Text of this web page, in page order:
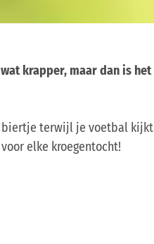
krapper, maar dan is
biertje terwijl je voetbal
elke kroegentocht!